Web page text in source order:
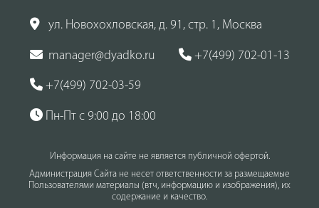
ул. Новохохловская, д. 91, стр. 1, Москва
manager@dyadko.ru +7(499) 702-01-13
+7(499) 702-03-59
Пн-Пт с 9:00 до 18:00
Информация на сайте не является публичной офертой.
Администрация Сайта не несет ответственности за размещаемые
Пользователями материалы (втч, информацию и изображения), их
содержание и качество.